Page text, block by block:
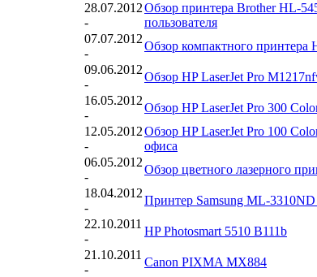
28.07.2012
-
Обзор принтера Brother HL-
пользователя
07.07.2012
-
Обзор компактного принтера
09.06.2012
-
Обзор HP LaserJet Pro
16.05.2012
-
Обзор HP LaserJet Pro 300
12.05.2012
-
Обзор HP LaserJet Pro 100
офиса
06.05.2012
-
Обзор цветного лазерного
18.04.2012
-
Принтер Samsung ML-
22.10.2011
-
HP Photosmart 5510 B111b
21.10.2011
-
Canon PIXMA MX884